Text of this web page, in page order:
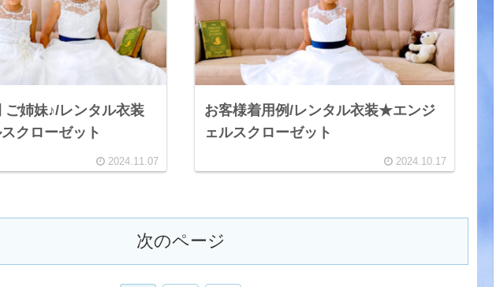
ご姉妹♪/レンタル衣装
クローゼット
2024.11.07
お客様着用例/レンタル衣装★エンジ
ェルスクローゼット
2024.10.17
次のページ